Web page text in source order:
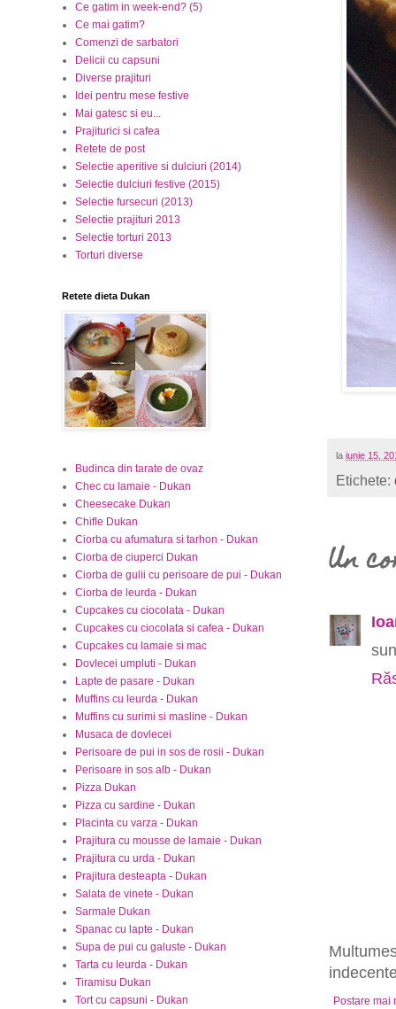
la iunie 15,
Etichete:
Un
Postare mai
Ce gatim in week-end? (5)
Ce mai gatim?
Comenzi de sarbatori
Delicii cu capsuni
Diverse prajituri
Idei pentru mese festive
Mai gatesc si eu...
Prajiturici si cafea
Retete de post
Selectie aperitive si dulciuri (2014)
Selectie dulciuri festive (2015)
Selectie fursecuri (2013)
Selectie prajituri 2013
Selectie torturi 2013
Torturi diverse
Retete dieta Dukan
Budinca din tarate de ovaz
Chec cu lamaie - Dukan
Cheesecake Dukan
Chifle Dukan
Ciorba cu afumatura si tarhon - Dukan
Ciorba de ciuperci Dukan
Ciorba de gulii cu perisoare de pui - Dukan
Ciorba de leurda - Dukan
Cupcakes cu ciocolata - Dukan
Cupcakes cu ciocolata si cafea - Dukan
Cupcakes cu lamaie si mac
Dovlecei umpluti - Dukan
Lapte de pasare - Dukan
Muffins cu leurda - Dukan
Muffins cu surimi si masline - Dukan
Musaca de dovlecei
Perisoare de pui in sos de rosii - Dukan
Perisoare in sos alb - Dukan
Pizza Dukan
Pizza cu sardine - Dukan
Placinta cu varza - Dukan
Prajitura cu mousse de lamaie - Dukan
Prajitura cu urda - Dukan
Prajitura desteapta - Dukan
Salata de vinete - Dukan
Sarmale Dukan
Spanac cu lapte - Dukan
Supa de pui cu galuste - Dukan
Tarta cu leurda - Dukan
Tiramisu Dukan
Tort cu capsuni - Dukan